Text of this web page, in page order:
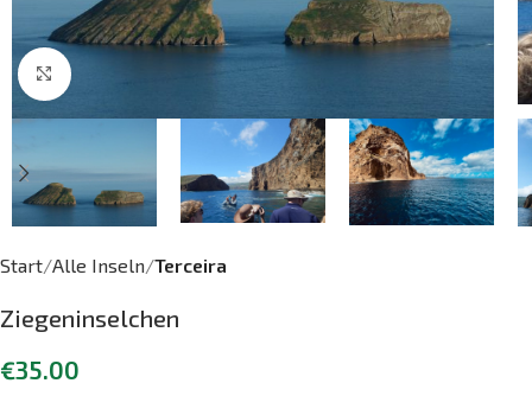
Click to enlarge
Start Alle Inseln Terceira
Ziegeninselchen
€35.00